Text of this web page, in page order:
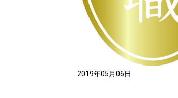
2019年05月06日